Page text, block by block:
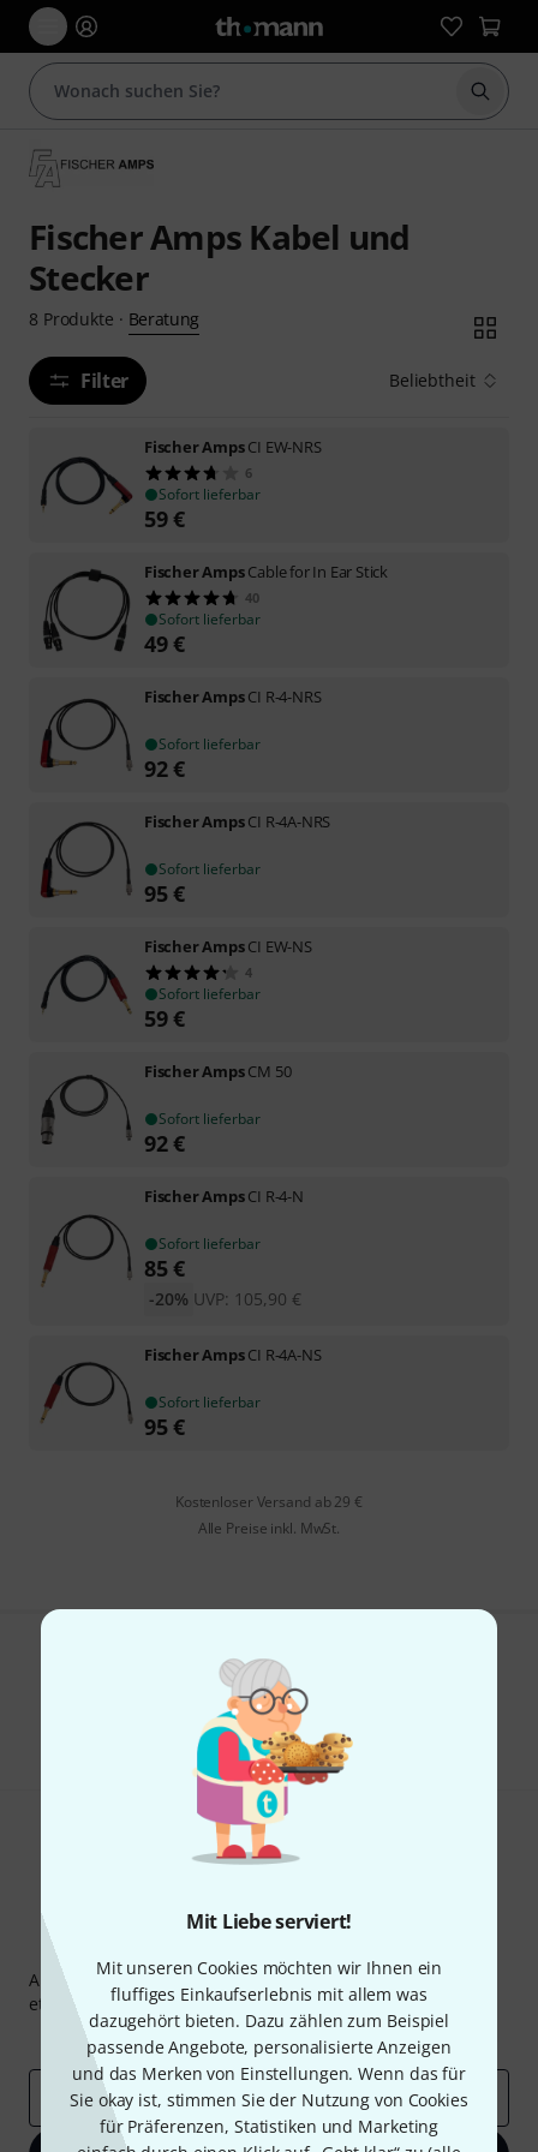
Mit Liebe serviert!
Mit unseren Cookies möchten wir Ihnen ein
fluffiges Einkaufserlebnis mit allem was
dazugehört bieten. Dazu zählen zum Beispiel
passende Angebote, personalisierte Anzeigen
und das Merken von Einstellungen. Wenn das für
Sie okay ist, stimmen Sie der Nutzung von Cookies
für Präferenzen, Statistiken und Marketing
Suche
Fischer Amps Kabel und
Stecker
8 Produkte · Beratung
Filter Beliebtheit
Fischer AmpsCI EW-NRS
6
Sofort lieferbar
59€
Fischer AmpsCable for In Ear Stick
40
Sofort lieferbar
49€
Fischer AmpsCI R-4-NRS
Sofort lieferbar
92€
Fischer AmpsCI R-4A-NRS
Sofort lieferbar
95€
Fischer AmpsCI EW-NS
4
Sofort lieferbar
59€
Fischer AmpsCM 50
Sofort lieferbar
92€
Fischer AmpsCI R-4-N
Sofort lieferbar
85€
UVP: 105,90 €
-20%
Fischer AmpsCI R-4A-NS
Sofort lieferbar
95€
Kostenloser Versand ab 29 €
Alle Preise inkl. MwSt.
Gefällt Ihnen, was Sie sehen?
Teilen Hilfe & Feedback
Abonniere den Thomann Newsletter und gewinne mit
etwas Glück einen von50 Gutscheinenüber jeweils
Inspirierende Beiträge
Deals Thomann Insights
E-Mail-Adresse*